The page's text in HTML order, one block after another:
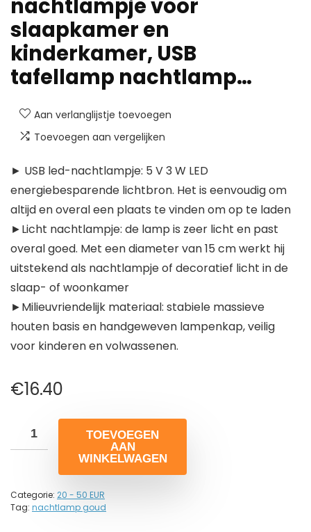
nachtlampje voor
slaapkamer en
kinderkamer, USB
tafellamp nachtlamp…
Aan verlanglijstje toevoegen
Toevoegen aan vergelijken
► USB led-nachtlampje: 5 V 3 W LED
energiebesparende lichtbron. Het is eenvoudig om
altijd en overal een plaats te vinden om op te laden
►Licht nachtlampje: de lamp is zeer licht en past
overal goed. Met een diameter van 15 cm werkt hij
uitstekend als nachtlampje of decoratief licht in de
slaap- of woonkamer
►Milieuvriendelijk materiaal: stabiele massieve
houten basis en handgeweven lampenkap, veilig
voor kinderen en volwassenen.
€16.40
TOEVOEGEN
AAN
WINKELWAGEN
Categorie: 20 - 50 EUR
Tag: nachtlamp goud